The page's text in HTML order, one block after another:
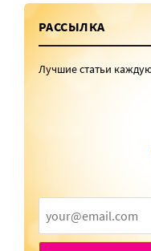
РАССЫЛКА
Лучшие статьи